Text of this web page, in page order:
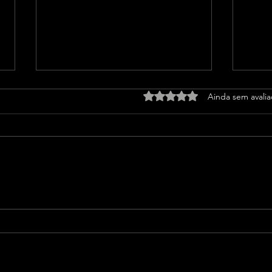
Avaliado com 0 de 5
Ainda sem